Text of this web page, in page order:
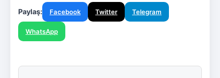
Paylaş: Facebook Twitter Telegram
WhatsApp